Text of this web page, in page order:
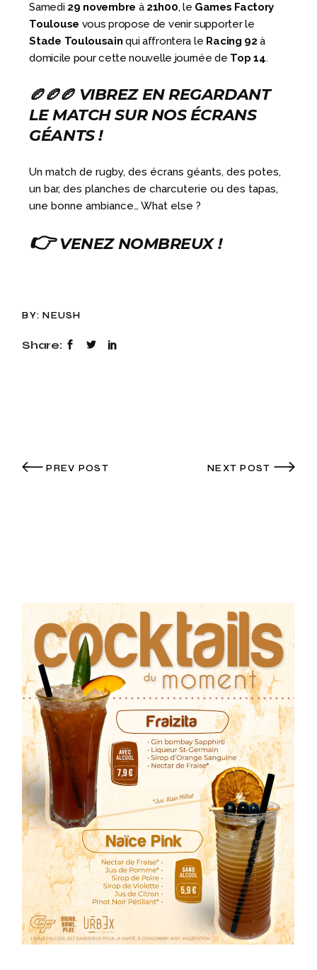
Samedi 29 novembre à 21h00, le Games Factory
Toulouse vous propose de venir supporter le
Stade Toulousain qui affrontera le Racing 92 à
domicile pour cette nouvelle journée de Top 14.
🏉🏉🏉VIBREZ EN REGARDANT
LEMATCH SUR NOS ÉCRANS
GÉANTS !
Un match de rugby, des écrans géants, des potes,
un bar, des planches de charcuterie ou des tapas,
une bonne ambiance… What else ?
👉VENEZ NOMBREUX !
BY: NEUSH
Share:
PREV POST NEXT POST